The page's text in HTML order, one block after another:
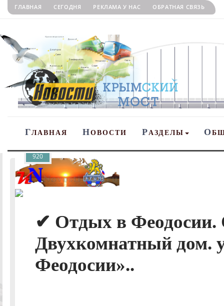
ГЛАВНАЯ СЕГОДНЯ РЕКЛАМА У НАС ОБРАТНАЯ СВЯЗЬ
ГЛАВНАЯ НОВОСТИ РАЗДЕЛЫ О
✔ Отдых в Феодосии.
Двухкомнатный дом.
Феодосии»..
920